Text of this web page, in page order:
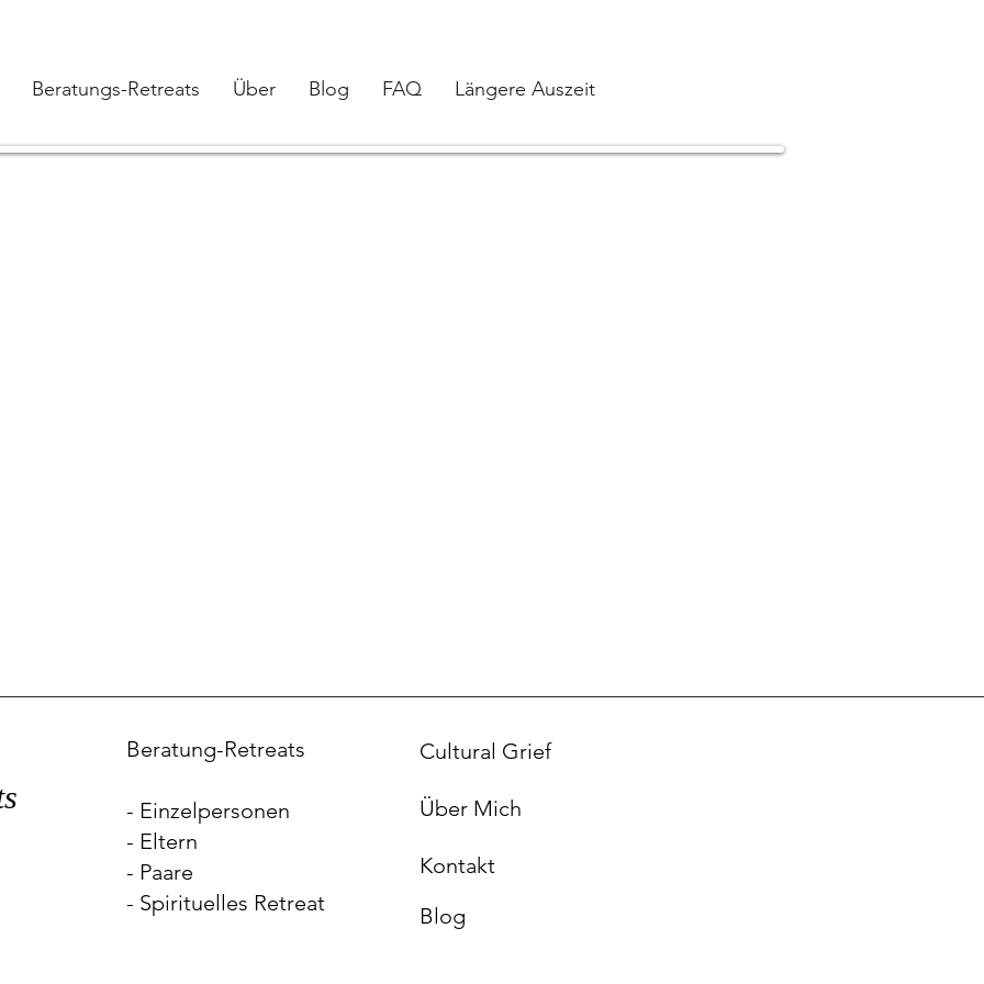
Beratungs-Retreats Über Blog FAQ Längere Auszeit
Cultural Grief
Über Mich
Kontakt
Blog
Beratung-Retreats
- Einzelpersonen
- Eltern
- Paare
- Spirituelles Retreat